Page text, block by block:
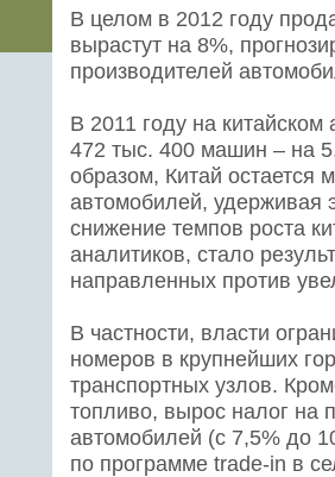
В целом в 2012 году
вырастут на 8%,
производителей
В 2011 году на
472 тыс. 400 машин – на
образом, Китай
автомобилей, удерживая
снижение темпов роста
аналитиков, стало
направленных против
В частности, власти
номеров в крупнейших
транспортных узлов.
топливо, вырос налог на
автомобилей (с 7,5% до
по программе trade-in в